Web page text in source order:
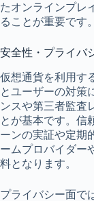
たオンラインプレ
ることが重要です。
安全性・プライバ
仮想通貨を利用す
とユーザーの対策
ンスや第三者監査
とが基本です。信
ーンの実証や定期
ームプロバイダー
料となります。
プライバシー面で